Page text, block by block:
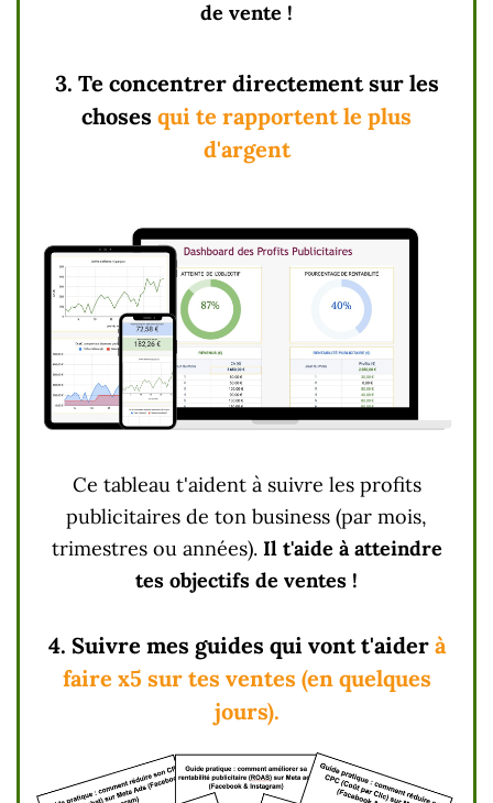
de vente !
3. Te concentrer directement sur les
choses qui te rapportent le plus
d'argent
Ce tableau t'aident à suivre les profits
publicitaires de ton business (par mois,
trimestres ou années).Il t'aide à atteindre
tes objectifs de ventes !
4. Suivre mes guides qui vont t'aider à
faire x5 sur tes ventes (en quelques
jours).